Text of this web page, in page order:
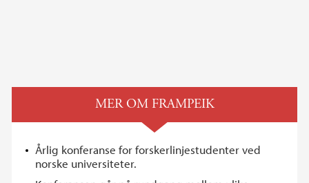
MER OM FRAMPEIK
Årlig konferanse for forskerlinjestudenter ved
norske universiteter.